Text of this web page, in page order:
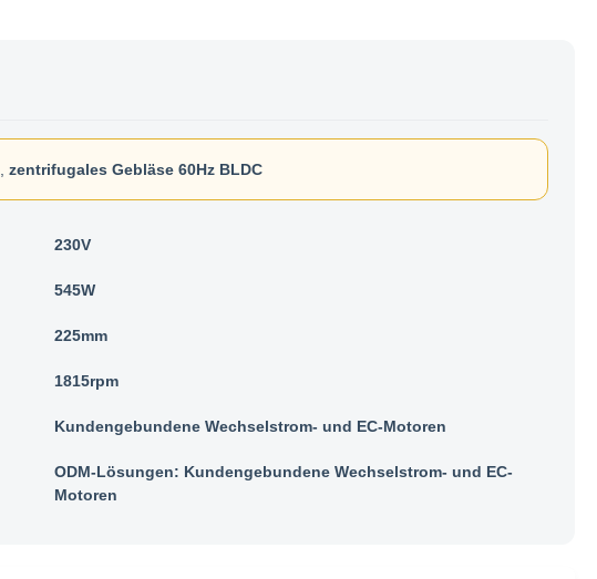
zentrifugales Gebläse 60Hz BLDC
230V
545W
225mm
1815rpm
Kundengebundene Wechselstrom- und EC-Motoren
ODM-Lösungen: Kundengebundene Wechselstrom- und EC-
Motoren